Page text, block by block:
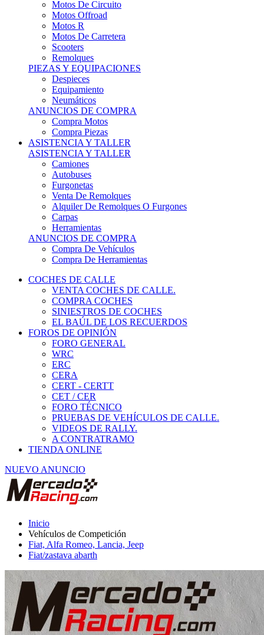
Motos R
Motos De Carretera
Scooters
Remolques
PIEZAS Y EQUIPACIONES
Despieces
Equipamiento
Neumáticos
ANUNCIOS DE COMPRA
Compra Motos
Compra Piezas
ASISTENCIA Y TALLER
ASISTENCIA Y TALLER
Camiones
Autobuses
Furgonetas
Venta De Remolques
Alquiler De Remolques O Furgones
Carpas
Herramientas
ANUNCIOS DE COMPRA
Compra De Vehículos
Compra De Herramientas
COCHES DE CALLE
VENTA COCHES DE CALLE.
COMPRA COCHES
SINIESTROS DE COCHES
EL BAÚL DE LOS RECUERDOS
FOROS DE OPINIÓN
FORO GENERAL
WRC
ERC
CERA
CERT - CERTT
CET / CER
FORO TÉCNICO
PRUEBAS DE VEHÍCULOS DE CALLE.
VIDEOS DE RALLY.
A CONTRATRAMO
TIENDA ONLINE
NUEVO ANUNCIO
Vehículos de Competición
Fiat, Alfa Romeo, Lancia, Jeep
Fiat/zastava abarth